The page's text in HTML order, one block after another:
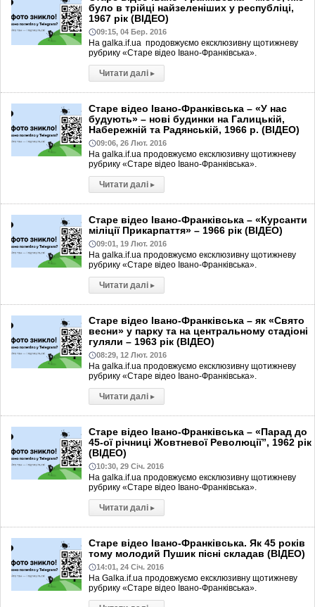
було в трійці найзеленіших у республіці,
1967 рік (ВІДЕО)
09:15, 04 Бер. 2016
На galka.if.ua продовжуємо ексклюзивну щотижневу
рубрику «Старе відео Івано-Франківська».
Читати далі ▸
Старе відео Івано-Франківська – «У нас
будують» – нові будинки на Галицькій,
Набережній та Радянській, 1966 р. (ВІДЕО)
09:06, 26 Лют. 2016
На galka.if.ua продовжуємо ексклюзивну щотижневу
рубрику «Старе відео Івано-Франківська».
Читати далі ▸
Старе відео Івано-Франківська – «Курсанти
міліції Прикарпаття» – 1966 рік (ВІДЕО)
09:01, 19 Лют. 2016
На galka.if.ua продовжуємо ексклюзивну щотижневу
рубрику «Старе відео Івано-Франківська».
Читати далі ▸
Старе відео Івано-Франківська – як «Свято
весни» у парку та на центральному стадіоні
гуляли – 1963 рік (ВІДЕО)
08:29, 12 Лют. 2016
На galka.if.ua продовжуємо ексклюзивну щотижневу
рубрику «Старе відео Івано-Франківська».
Читати далі ▸
Старе відео Івано-Франківська – «Парад до
45-ої річниці Жовтневої Революції”, 1962 рік
(ВІДЕО)
10:30, 29 Січ. 2016
На galka.if.ua продовжуємо ексклюзивну щотижневу
рубрику «Старе відео Івано-Франківська».
Читати далі ▸
Старе відео Івано-Франківська. Як 45 років
тому молодий Пушик пісні складав (ВІДЕО)
14:01, 24 Січ. 2016
На Galka.if.ua продовжуємо ексклюзивну щотижневу
рубрику «Старе відео Івано-Франківська».